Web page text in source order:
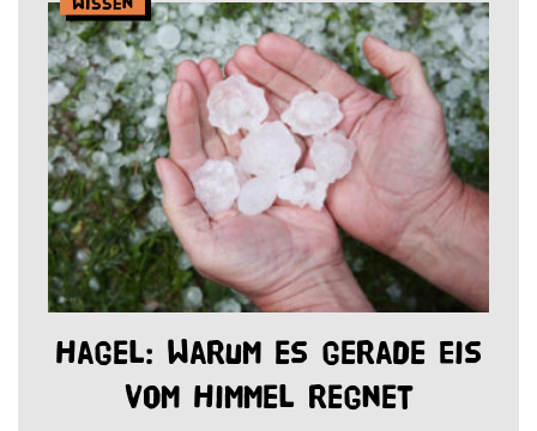
Hagel: Warum es gerade Eis
vom Himmel regnet